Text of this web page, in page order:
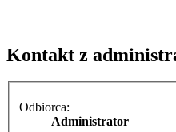
Kontakt z
Odbiorca:
Administrator